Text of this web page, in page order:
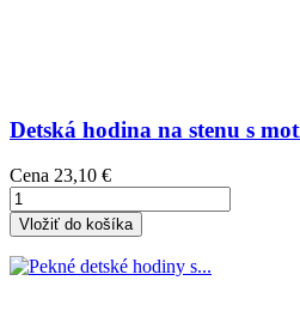
Detská hodina na stenu s
Cena 23,10 €
Vložiť do košíka